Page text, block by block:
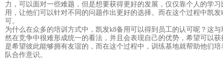
力，可以面对一些难题，但是想要获得更好的发展，仅仅靠个人的学
用 ，让他们可以针对不同的问题作出更好的选择。而在这个过程中凯发
可。
为什么在众多的培训方式中， 凯发k8备用可以得到员工的认可呢？这
然在竞争中很难形成统一的看法，并且会表现自己的优势，希望可以
是希望彼此能够拥有友谊的，而在这个过程中，训练基地就帮助他们
队合作意识。